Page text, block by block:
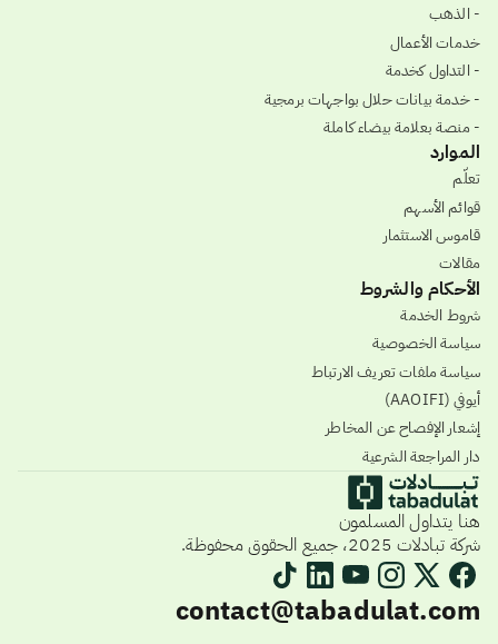
- الذهب
خدمات الأعمال
- التداول كخدمة
- خدمة بيانات حلال بواجهات برمجية
- منصة بعلامة بيضاء كاملة
الموارد
تعلّم
قوائم الأسهم
قاموس الاستثمار
مقالات
الأحكام والشروط
شروط الخدمة
سياسة الخصوصية
سياسة ملفات تعريف الارتباط
أيوفي (AAOIFI)
إشعار الإفصاح عن المخاطر
دار المراجعة الشرعية
هنا يتداول المسلمون
شركة تبادلات 2025، جميع الحقوق محفوظة.
contact@tabadulat.com